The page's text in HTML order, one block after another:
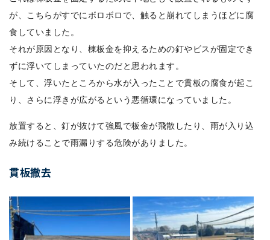
が、こちらがすでにボロボロで、触ると崩れてしまうほどに腐
食していました。
それが原因となり、棟板金を抑えるための釘やビスが固定でき
ずに浮いてしまっていたのだと思われます。
そして、浮いたところから水が入ったことで貫板の腐食が起こ
り、さらに浮きが広がるという悪循環になっていました。
放置すると、釘が抜けて強風で板金が飛散したり、雨が入り込
み続けることで雨漏りする危険がありました。
貫板撤去